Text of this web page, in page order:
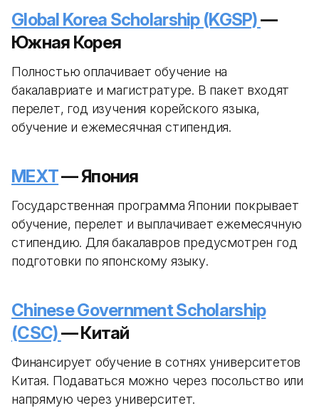
Global Korea Scholarship (KGSP)—
Южная Корея
Полностью оплачивает обучение на
бакалавриате и магистратуре. В пакет входят
перелет, год изучения корейского языка,
обучение и ежемесячная стипендия.
MEXT— Япония
Государственная программа Японии покрывает
обучение, перелет и выплачивает ежемесячную
стипендию. Для бакалавров предусмотрен год
подготовки по японскому языку.
Chinese Government Scholarship
(CSC)— Китай
Финансирует обучение в сотнях университетов
Китая. Подаваться можно через посольство или
напрямую через университет.